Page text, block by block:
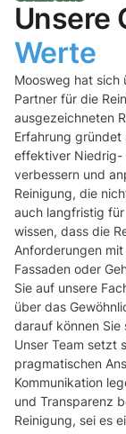
Unsere
Werte
Moosweg hat sich
Partner für die
ausgezeichneten
Erfahrung
effektiver Niedrig-
verbessern und
Reinigung, die
auch langfristig
wissen, dass die
Anforderungen
Fassaden oder
Sie auf unsere
über das
darauf können Sie
Unser Team setzt
pragmatischen
Kommunikation
und Transparenz
Reinigung, sei es